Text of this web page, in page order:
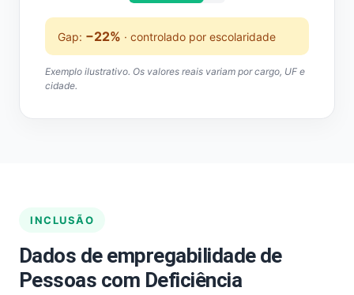
Gap: −22% · controlado por escolaridade
Exemplo ilustrativo. Os valores reais variam por cargo, UF e
cidade.
INCLUSÃO
Dados de empregabilidade de
Pessoas com Deficiência